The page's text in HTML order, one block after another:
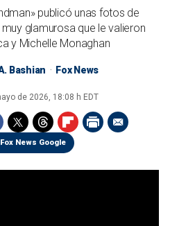
publicó unas fotos de
glamurosa que le valieron
y Michelle Monaghan
Bashian Fox News
de 2026, 18:08 h EDT
News Google